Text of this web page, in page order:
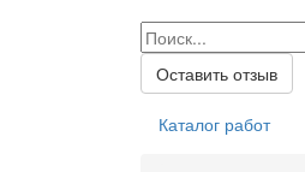
Оставить отзыв
Каталог работ